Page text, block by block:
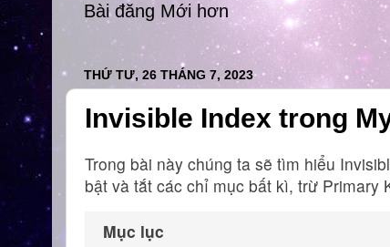
Bài đăng Mới hơn
THỨ TƯ, 26 THÁNG 7, 2023
Invisible Index trong
Trong bài này chúng ta sẽ tìm hiểu
bật và tắt các chỉ mục bất kì, trừ Primary
Mục lục